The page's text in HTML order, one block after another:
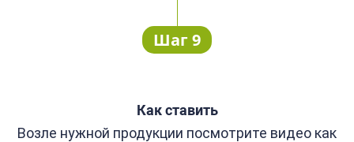
Шаг 9
Как ставить
Возле нужной продукции посмотрите видео как